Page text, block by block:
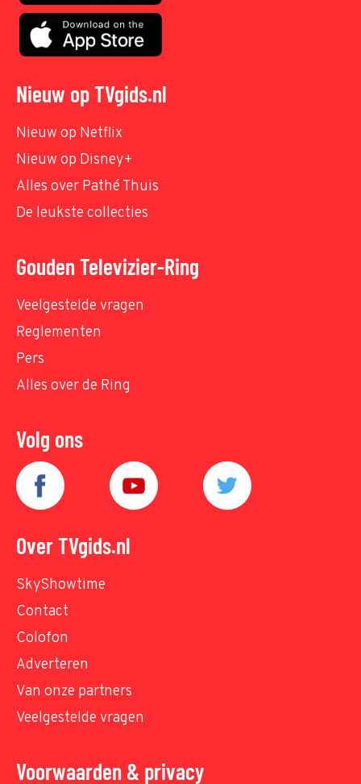
Nieuw op TVgids.nl
Nieuw op Netflix
Nieuw op Disney+
Alles over Pathé Thuis
De leukste collecties
Gouden Televizier-Ring
Veelgestelde vragen
Reglementen
Pers
Alles over de Ring
Volg ons
Over TVgids.nl
SkyShowtime
Contact
Colofon
Adverteren
Van onze partners
Veelgestelde vragen
Voorwaarden & privacy